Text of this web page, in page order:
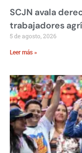
SCJN avala
trabajadores
5 de agosto, 2026
Leer más »